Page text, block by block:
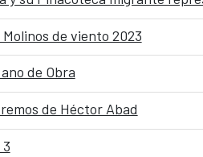
de viento 2023
de Obra
de Héctor Abad